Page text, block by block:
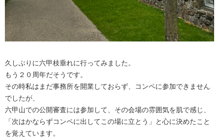
久しぶりに六甲枝垂れに行ってみました。
もう２０周年だそうです。
その時私はまだ事務所を開業しておらず、コンペに参加できません
でしたが、
六甲山での公開審査には参加して、その会場の雰囲気を肌で感じ、
「次はかならずコンペに出してこの場に立とう」と心に決めたこと
を覚えています。